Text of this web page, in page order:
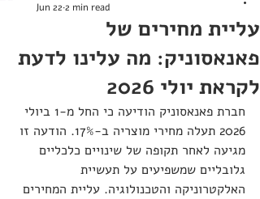
עליית מחירים של
פאנאסוניק: מה עלינו לדעת
לקראת יולי 2026
Jun 22 2 min read
חברת פאנאסוניק הודיעה כי החל מ-1 ביולי
2026 תעלה מחירי מוצריה ב-17%. הודעה זו
מגיעה לאחר תקופה של שינויים כלכליים
גלובליים שמשפיעים על תעשיית
האלקטרוניקה והטכנולוגיה. עליית המחירים